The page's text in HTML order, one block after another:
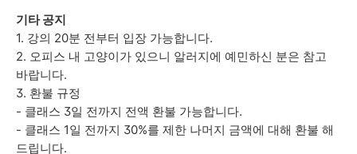
기타 공지
1. 강의 20분 전부터 입장 가능합니다.
2. 오피스 내 고양이가 있으니 알러지에 예민하신 분은 참고
바랍니다.
3. 환불 규정
- 클래스 3일 전까지 전액 환불 가능합니다.
- 클래스 1일 전까지 30%를 제한 나머지 금액에 대해 환불 해
드립니다.